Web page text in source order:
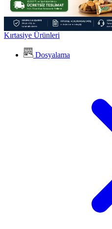
Kırtasiye Ürünleri
Dosyalama